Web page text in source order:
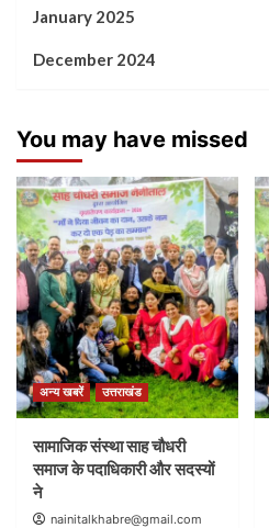
January 2025
December 2024
You may have missed
अन्य खबरें उत्तराखंड
सामाजिक संस्था साह चौधरी
समाज के पदाधिकारी और सदस्यों
ने
nainitalkhabre@gmail.com